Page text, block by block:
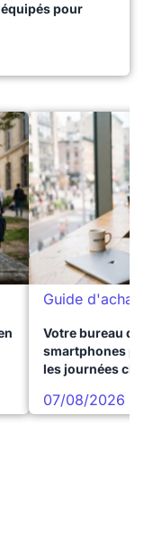
pour
Guide d'achat
Votre bureau
smartphones
les journées
07/08/2026